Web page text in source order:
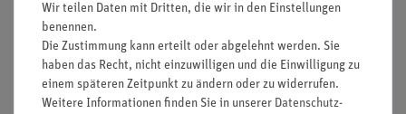
In diesem Schülerversuch soll Ammoniakdünger hergestellt
werden. Dazu wird Ammoniaklösung mit Schwefelsäure
umgesetzt, so dass nach dem Eindampfen des Lösungsmittels
Ammoniumsulfat erhalten wird.
Wir teilen Daten mit Dritten, die wir in den Einstellungen
benennen.
Die Zustimmung kann erteilt oder abgelehnt werden. Sie
haben das Recht, nicht einzuwilligen und die Einwilligung zu
einem späteren Zeitpunkt zu ändern oder zu widerrufen.
Weitere Informationen finden Sie in unserer Daten­schutz­